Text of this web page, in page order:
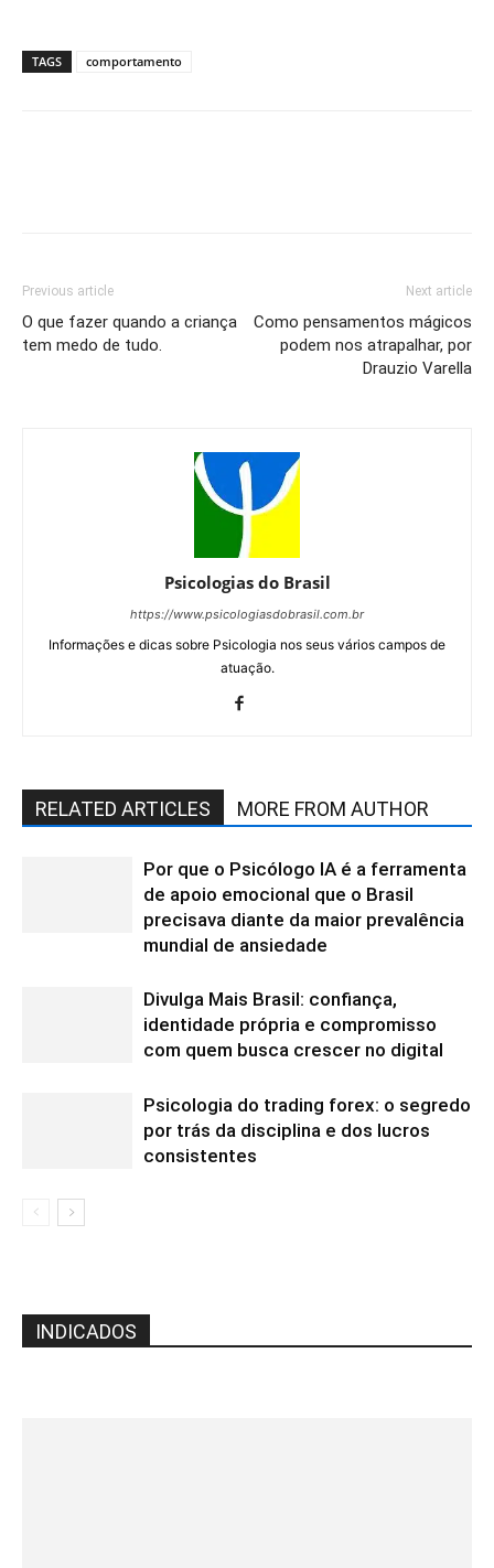
TAGS comportamento
Previous article
O que fazer quando a criança
tem medo de tudo.
Next article
Como pensamentos mágicos
podem nos atrapalhar, por
Drauzio Varella
Psicologias do Brasil
https://www.psicologiasdobrasil.com.br
Informações e dicas sobre Psicologia nos seus vários campos de
atuação.
RELATED ARTICLES MORE FROM AUTHOR
Por que o Psicólogo IA é a ferramenta
de apoio emocional que o Brasil
precisava diante da maior prevalência
mundial de ansiedade
Divulga Mais Brasil: confiança,
identidade própria e compromisso
com quem busca crescer no digital
Psicologia do trading forex: o segredo
por trás da disciplina e dos lucros
consistentes
INDICADOS